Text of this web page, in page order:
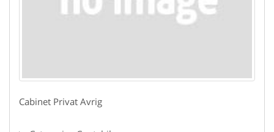
Cabinet Privat Avrig